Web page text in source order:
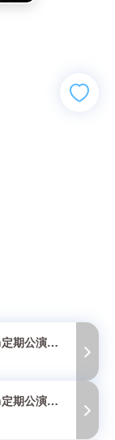
【5月公演】AdamLilith定期公演『Heiland』
【6月公演】AdamLilith定期公演『Heiland』